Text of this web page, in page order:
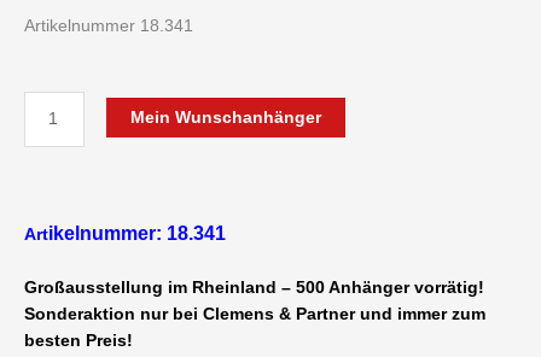
war:
Artikelnummer 18.341
SHP
20.2
kg
gebremst
4010
Mein Wunschanhänger
Artikelnummer: 18.341
Großausstellung im Rheinland – 500 Anhänger vorrätig!
Sonderaktion nur bei Clemens & Partner und immer zum
besten Preis!